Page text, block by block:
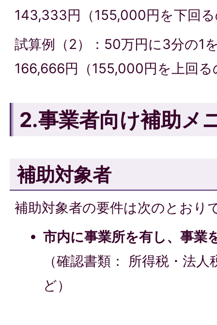
143,333円（155,000円を下回
試算例（2）：50万円に3分の1
166,666円（155,000円を上回る
2.事業者向け補助メ
補助対象者
補助対象者の要件は次のとおり
市内に事業所を有し、事業
（確認書類： 所得税・法
ど）